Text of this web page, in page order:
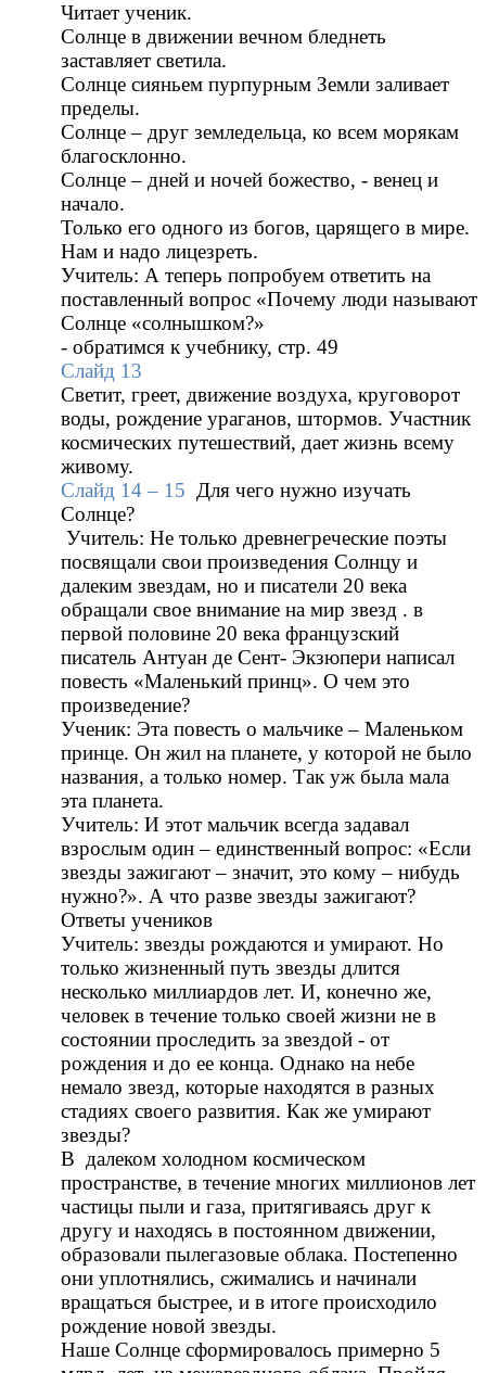
Читает ученик.
Солнце в движении вечном бледнеть
заставляет светила.
Солнце сияньем пурпурным Земли заливает
пределы.
Солнце – друг земледельца, ко всем морякам
благосклонно.
Солнце – дней и ночей божество, - венец и
начало.
Только его одного из богов, царящего в мире.
Нам и надо лицезреть.
Учитель: А теперь попробуем ответить на
поставленный вопрос «Почему люди называют
Солнце «солнышком?»
- обратимся к учебнику, стр. 49
Слайд 13
Светит, греет, движение воздуха, круговорот
воды, рождение ураганов, штормов. Участник
космических путешествий, дает жизнь всему
живому.
Слайд 14 – 15
Для чего нужно изучать
Солнце?
Учитель: Не только древнегреческие поэты
посвящали свои произведения Солнцу и
далеким звездам, но и писатели 20 века
обращали свое внимание на мир звезд . в
первой половине 20 века французский
писатель Антуан де Сент- Экзюпери написал
повесть «Маленький принц». О чем это
произведение?
Ученик: Эта повесть о мальчике – Маленьком
принце. Он жил на планете, у которой не было
названия, а только номер. Так уж была мала
эта планета.
Учитель: И этот мальчик всегда задавал
взрослым один – единственный вопрос: «Если
звезды зажигают – значит, это кому – нибудь
нужно?». А что разве звезды зажигают?
Ответы учеников
Учитель: звезды рождаются и умирают. Но
только жизненный путь звезды длится
несколько миллиардов лет. И, конечно же,
человек в течение только своей жизни не в
состоянии проследить за звездой - от
рождения и до ее конца. Однако на небе
немало звезд, которые находятся в разных
стадиях своего развития. Как же умирают
звезды?
В далеком холодном космическом
пространстве, в течение многих миллионов лет
частицы пыли и газа, притягиваясь друг к
другу и находясь в постоянном движении,
образовали пылегазовые облака. Постепенно
они уплотнялись, сжимались и начинали
вращаться быстрее, и в итоге происходило
рождение новой звезды.
Наше Солнце сформировалось примерно 5